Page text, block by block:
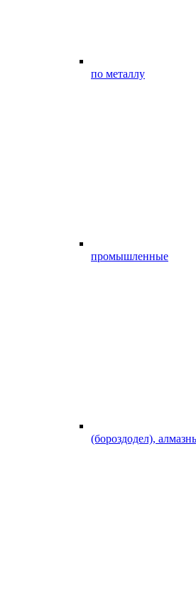
по металлу
промышленные
(бороздодел),